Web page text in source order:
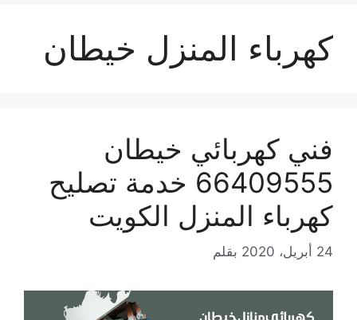
كهرباء المنزل خيطان
فني كهربائي خيطان
66409555 خدمة تصليح
كهرباء المنزل الكويت
24 أبريل، 2020 بقلم